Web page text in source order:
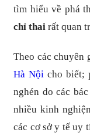
tìm hiểu về phá
chỉ thai rất quan
Theo các chuyên
Hà Nội cho biết;
nghén do các
nhiều kinh
các cơ sở y tế uy